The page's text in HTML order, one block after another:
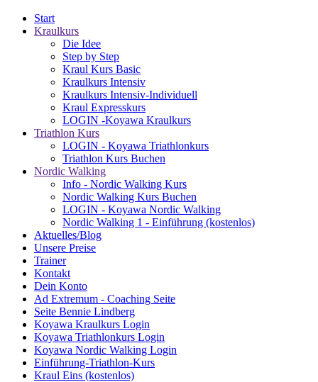
Start
Kraulkurs
Die Idee
Step by Step
Kraul Kurs Basic
Kraulkurs Intensiv
Kraulkurs Intensiv-Individuell
Kraul Expresskurs
LOGIN -Koyawa Kraulkurs
Triathlon Kurs
LOGIN - Koyawa Triathlonkurs
Triathlon Kurs Buchen
Nordic Walking
Info - Nordic Walking Kurs
Nordic Walking Kurs Buchen
LOGIN - Koyawa Nordic Walking
Nordic Walking 1 - Einführung (kostenlos)
Aktuelles/Blog
Unsere Preise
Trainer
Kontakt
Dein Konto
Ad Extremum - Coaching Seite
Seite Bennie Lindberg
Koyawa Kraulkurs Login
Koyawa Triathlonkurs Login
Koyawa Nordic Walking Login
Einführung-Triathlon-Kurs
Kraul Eins (kostenlos)